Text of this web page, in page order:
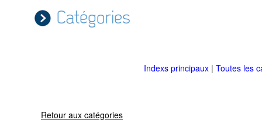
Catégories
Indexs principaux | Toutes les
Retour aux catégories